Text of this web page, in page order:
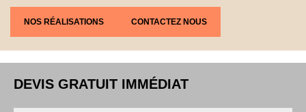
NOS RÉALISATIONS CONTACTEZ NOUS
DEVIS GRATUIT IMMÉDIAT